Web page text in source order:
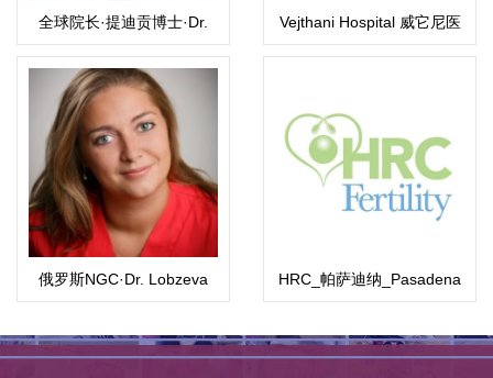
全球院长·提迪贡博士·Dr.
Thitikorn wanichkul M.D
Vejthani Hospital 威它尼医
院
俄罗斯NGC·Dr. Lobzeva
Diana医生·戴安娜医生
HRC_帕萨迪纳_Pasadena